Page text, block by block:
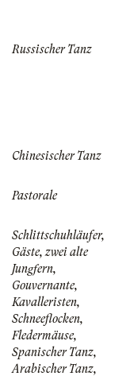
Russischer Tanz
Chinesischer Tanz
Pastorale
Schlittschuhläufer,
Gäste, zwei alte
Jungfern,
Gouvernante,
Kavalleristen,
Schneeflocken,
Fledermäuse,
Spanischer Tanz,
Arabischer Tanz,